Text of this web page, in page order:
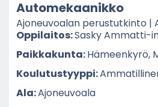
Au­to­me­kaa­nik­ko
Ajo­neu­voa­lan pe­rus­tut­kin­to |
Op­pi­lai­tos:Sasky Ammatti-​
Paik­ka­kun­ta:Hä­meen­ky­rö,
Kou­lu­tus­tyyp­pi:
Ala:Ajo­neu­voa­la